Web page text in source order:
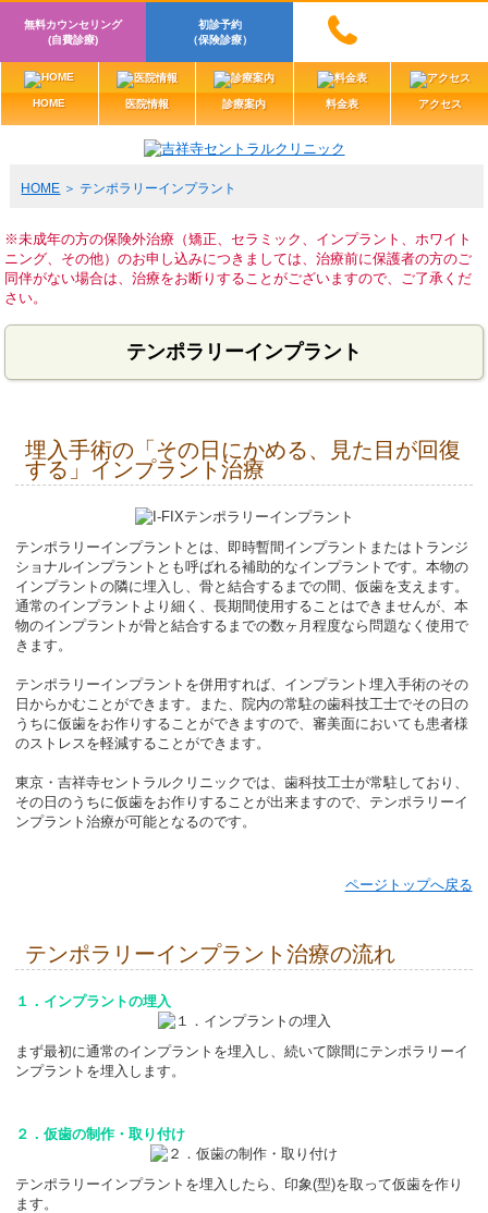
無料カウンセリング
(自費診療)
初診予約
（保険診療）
HOME 医院情報 診療案内 料金表 アクセス
HOME テンポラリーインプラント
※未成年の方の保険外治療（矯正、セラミック、インプラント、ホワイト
ニング、その他）のお申し込みにつきましては、治療前に保護者の方のご
同伴がない場合は、治療をお断りすることがございますので、ご了承くだ
さい。
テンポラリーインプラント
埋入手術の「その日にかめる、見た目が回復
する」インプラント治療
テンポラリーインプラントとは、即時暫間インプラントまたはトランジ
ショナルインプラントとも呼ばれる補助的なインプラントです。本物の
インプラントの隣に埋入し、骨と結合するまでの間、仮歯を支えます。
通常のインプラントより細く、長期間使用することはできませんが、本
物のインプラントが骨と結合するまでの数ヶ月程度なら問題なく使用で
きます。
テンポラリーインプラントを併用すれば、インプラント埋入手術のその
日からかむことができます。また、院内の常駐の歯科技工士でその日の
うちに仮歯をお作りすることができますので、審美面においても患者様
のストレスを軽減することができます。
東京・吉祥寺セントラルクリニックでは、歯科技工士が常駐しており、
その日のうちに仮歯をお作りすることが出来ますので、テンポラリーイ
ンプラント治療が可能となるのです。
ページトップへ戻る
テンポラリーインプラント治療の流れ
１．インプラントの埋入
まず最初に通常のインプラントを埋入し、続いて隙間にテンポラリーイ
ンプラントを埋入します。
２．仮歯の制作・取り付け
テンポラリーインプラントを埋入したら、印象(型)を取って仮歯を作り
ます。